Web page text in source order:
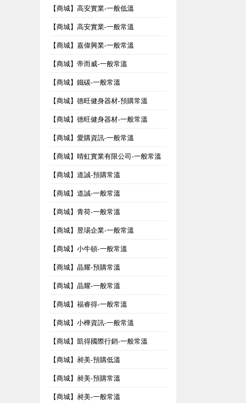
【商城】高安實業-一般低溫
【商城】高安實業-一般常溫
【商城】嘉偉興業-一般常溫
【商城】帝而威-一般常溫
【商城】鐵碳-一般常溫
【商城】德旺健身器材-預購常溫
【商城】德旺健身器材-一般常溫
【商城】愛購資訊-一般常溫
【商城】晴虹實業有限公司-一般常溫
【商城】道誠-預購常溫
【商城】道誠-一般常溫
【商城】青荷-一般常溫
【商城】昱瑒企業-一般常溫
【商城】小牛頓-一般常溫
【商城】晶耀-預購常溫
【商城】晶耀-一般常溫
【商城】福睿得-一般常溫
【商城】小樺資訊-一般常溫
【商城】凱得國際行銷-一般常溫
【商城】昶美-預購低溫
【商城】昶美-預購常溫
【商城】昶美-一般常溫